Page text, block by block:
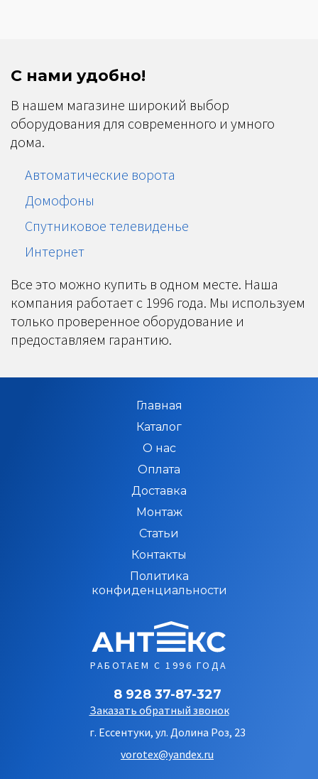
С нами удобно!
В нашем магазине широкий выбор
оборудования для современного и умного
дома.
Автоматические ворота
Домофоны
Спутниковое телевиденье
Интернет
Все это можно купить в одном месте. Наша
компания работает с 1996 года. Мы используем
только проверенное оборудование и
предоставляем гарантию.
РАБОТАЕМ С 1996 ГОДА
Главная
Каталог
О нас
Оплата
Доставка
Монтаж
Статьи
Контакты
Политика
конфиденциальности
8 928 37-87-327
Заказать обратный звонок
г. Ессентуки, ул. Долина Роз, 23
vorotex@yandex.ru